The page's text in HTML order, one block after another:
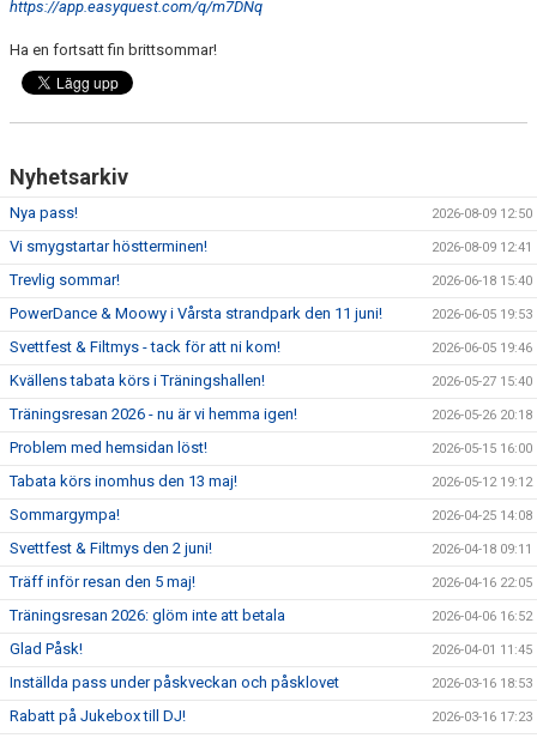
https://app.easyquest.com/q/m7DNq
Ha en fortsatt fin brittsommar!
Nyhetsarkiv
Nya pass! 2026-08-09 12:50
Vi smygstartar höstterminen! 2026-08-09 12:41
Trevlig sommar! 2026-06-18 15:40
PowerDance & Moowy i Vårsta strandpark den 11 juni! 2026-06-05 19:53
Svettfest & Filtmys - tack för att ni kom! 2026-06-05 19:46
Kvällens tabata körs i Träningshallen! 2026-05-27 15:40
Träningsresan 2026 - nu är vi hemma igen! 2026-05-26 20:18
Problem med hemsidan löst! 2026-05-15 16:00
Tabata körs inomhus den 13 maj! 2026-05-12 19:12
Sommargympa! 2026-04-25 14:08
Svettfest & Filtmys den 2 juni! 2026-04-18 09:11
Träff inför resan den 5 maj! 2026-04-16 22:05
Träningsresan 2026: glöm inte att betala 2026-04-06 16:52
Glad Påsk! 2026-04-01 11:45
Inställda pass under påskveckan och påsklovet 2026-03-16 18:53
Rabatt på Jukebox till DJ! 2026-03-16 17:23